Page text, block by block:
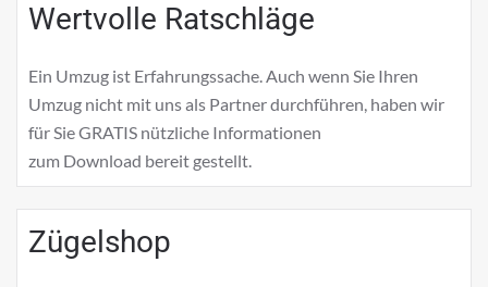
Wertvolle Ratschläge
Ein Umzug ist Erfahrungssache. Auch wenn Sie Ihren
Umzug nicht mit uns als Partner durchführen, haben wir
für Sie GRATIS nützliche Informationen
zum Download bereit gestellt.
Zügelshop